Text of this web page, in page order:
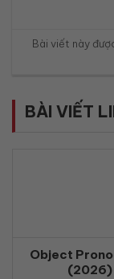
Bài viết này
BÀI VIẾT
Object
(2026)